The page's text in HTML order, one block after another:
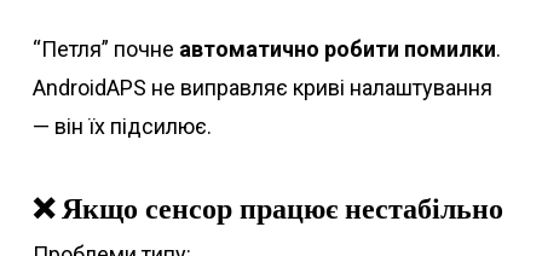
“Петля” почне автоматично робити помилки.
AndroidAPS не виправляє криві налаштування
— він їх підсилює.
❌ Якщо сенсор працює нестабільно